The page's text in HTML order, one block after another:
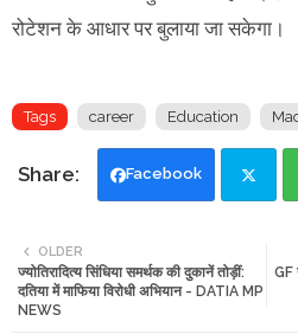
रोटेशन के आधार पर बुलाया जा सकेगा।
Tags career Education
Facebook
tte
GF
OLDER
ज्योतिरादित्य सिंधिया समर्थक की दुकानें तोड़ीं:
दतिया में माफिया विरोधी अभियान - DATIA MP
NEWS